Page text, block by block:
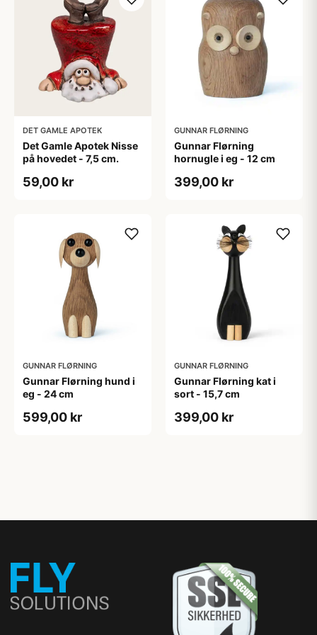
DET GAMLE APOTEK
Det Gamle Apotek Nisse
på hovedet - 7,5 cm.
59,00 kr
GUNNAR FLØRNING
Gunnar Flørning
hornugle i eg - 12 cm
399,00 kr
GUNNAR FLØRNING
Gunnar Flørning hund i
eg - 24 cm
599,00 kr
GUNNAR FLØRNING
Gunnar Flørning kat i
sort - 15,7 cm
399,00 kr